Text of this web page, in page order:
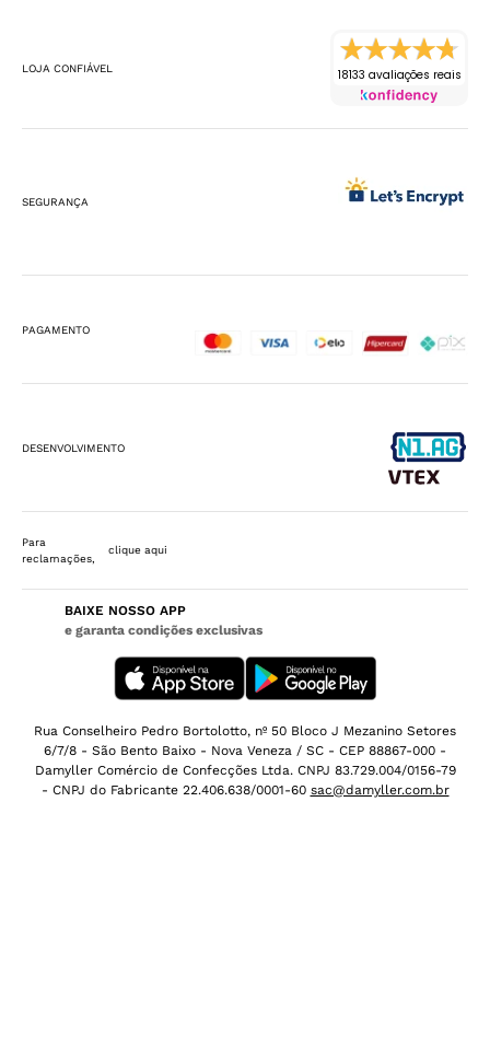
LOJA CONFIÁVEL 18133 avaliações reais
SEGURANÇA
PAGAMENTO
DESENVOLVIMENTO
Para
reclamações,
clique aqui
BAIXE NOSSO APP
e garanta condições exclusivas
Rua Conselheiro Pedro Bortolotto, nº 50 Bloco J Mezanino Setores
6/7/8 - São Bento Baixo - Nova Veneza / SC - CEP 88867-000 -
Damyller Comércio de Confecções Ltda. CNPJ 83.729.004/0156-79
- CNPJ do Fabricante 22.406.638/0001-60 sac@damyller.com.br